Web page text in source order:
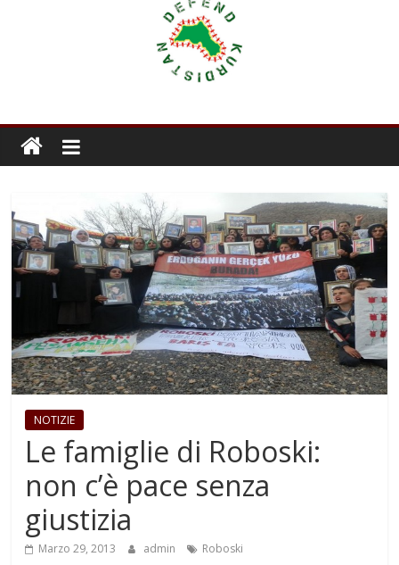
NOTIZIE
Le famiglie di Roboski:
non c’è pace senza
giustizia
Marzo 29, 2013 admin Roboski